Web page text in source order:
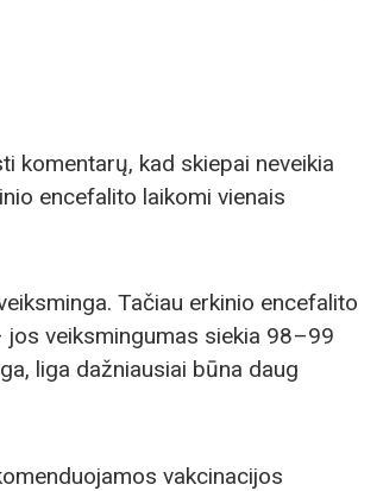
komentarų, kad skiepai neveikia
encefalito laikomi vienais
Tačiau erkinio encefalito
jos veiksmingumas siekia 98–99
liga dažniausiai būna daug
vakcinacijos